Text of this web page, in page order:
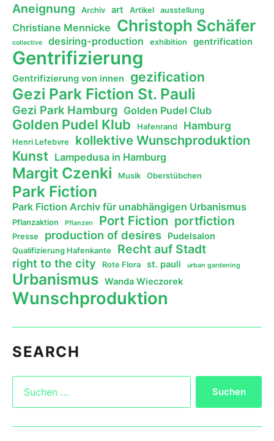
Aneignung Archiv art Artikel ausstellung
Christiane Mennicke Christoph Schäfer
collective desiring-production exhibition gentrification
Gentrifizierung
Gentrifizierung von innen gezification
Gezi Park Fiction St. Pauli
Gezi Park Hamburg Golden Pudel Club
Golden Pudel Klub Hafenrand Hamburg
Henri Lefebvre kollektive Wunschproduktion
Kunst Lampedusa in Hamburg
Margit Czenki Musik Oberstübchen
Park Fiction
Park Fiction Archiv für unabhängigen Urbanismus
Pflanzaktion Pflanzen Port Fiction portfiction
Presse production of desires Pudelsalon
Qualifizierung Hafenkante Recht auf Stadt
right to the city Rote Flora st. pauli urban gardening
Urbanismus Wanda Wieczorek
Wunschproduktion
SEARCH